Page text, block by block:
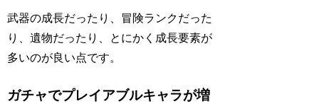
武器の成長だったり、冒険ランクだった
り、遺物だったり、とにかく成長要素が
多いのが良い点です。
ガチャでプレイアブルキャラが増